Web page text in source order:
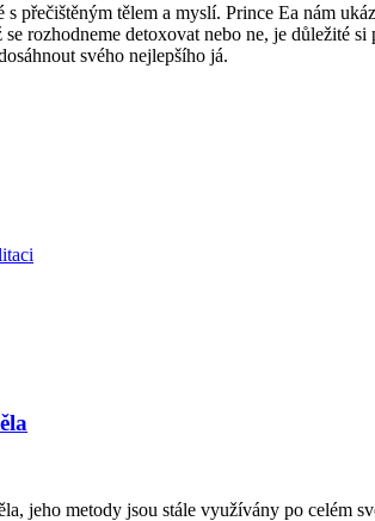
přečištěným tělem a myslí. Prince Ea nám
rozhodneme detoxovat nebo ne, je důležité
svého nejlepšího já.
jeho metody jsou stále využívány po celém